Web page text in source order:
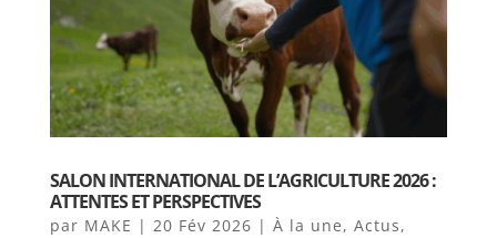
SALON INTERNATIONAL DE L’AGRICULTURE 2026 :
ATTENTES ET PERSPECTIVES
par MAKE | 20 Fév 2026 | À la une, Actus,